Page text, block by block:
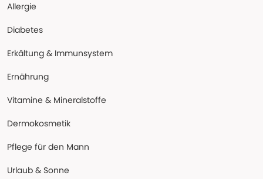
Allergie
Diabetes
Erkältung & Immunsystem
Ernährung
Vitamine & Mineralstoffe
Dermokosmetik
Pflege für den Mann
Urlaub & Sonne